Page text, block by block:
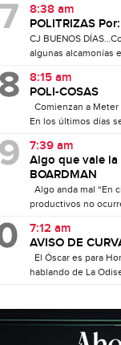
8:38 am
POLITRIZAS
CJ BUENOS
algunas alcamonías
8:15 am
POLI-COSAS
Comienzan a
En los últimos días
7:39 am
Algo que vale la
BOARDMAN
Algo anda mal “En
productivos no
7:12 am
AVISO DE
El Óscar es para
hablando de La